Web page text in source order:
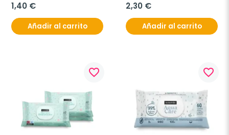
1,40 €
Añadir al carrito
2,30 €
Añadir al carrito
favorite_border favorite_border